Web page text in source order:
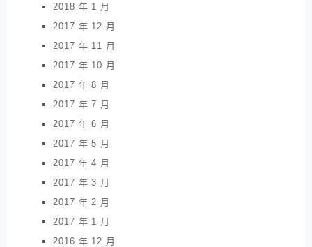
2018 年 1 月
2017 年 12 月
2017 年 11 月
2017 年 10 月
2017 年 8 月
2017 年 7 月
2017 年 6 月
2017 年 5 月
2017 年 4 月
2017 年 3 月
2017 年 2 月
2017 年 1 月
2016 年 12 月